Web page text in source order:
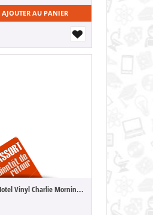
AJOUTER AU PANIER
Hazbin Hotel Vinyl Charlie Morning Star 13 cm